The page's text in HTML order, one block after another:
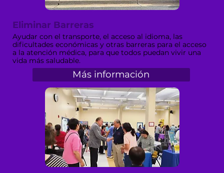
Eliminar Barreras
Ayudar con el transporte, el acceso al idioma, las
dificultades económicas y otras barreras para el acceso
a la atención médica, para que todos puedan vivir una
vida más saludable.
Más información